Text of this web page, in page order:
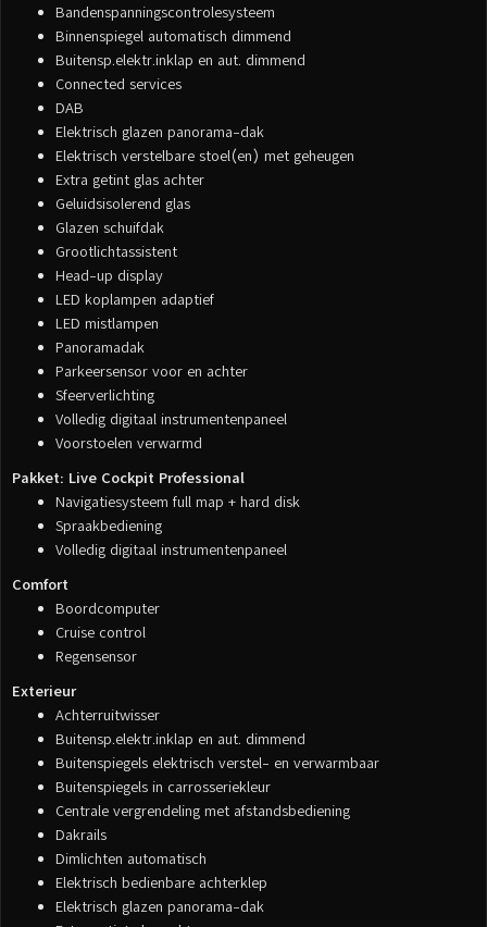
Bandenspanningscontrolesysteem
Binnenspiegel automatisch dimmend
Buitensp.elektr.inklap en aut. dimmend
Connected services
DAB
Elektrisch glazen panorama-dak
Elektrisch verstelbare stoel(en) met geheugen
Extra getint glas achter
Geluidsisolerend glas
Glazen schuifdak
Grootlichtassistent
Head-up display
LED koplampen adaptief
LED mistlampen
Panoramadak
Parkeersensor voor en achter
Sfeerverlichting
Volledig digitaal instrumentenpaneel
Voorstoelen verwarmd
Pakket: Live Cockpit Professional
Navigatiesysteem full map + hard disk
Spraakbediening
Volledig digitaal instrumentenpaneel
Comfort
Boordcomputer
Cruise control
Regensensor
Exterieur
Achterruitwisser
Buitensp.elektr.inklap en aut. dimmend
Buitenspiegels elektrisch verstel- en verwarmbaar
Buitenspiegels in carrosseriekleur
Centrale vergrendeling met afstandsbediening
Dakrails
Dimlichten automatisch
Elektrisch bedienbare achterklep
Elektrisch glazen panorama-dak